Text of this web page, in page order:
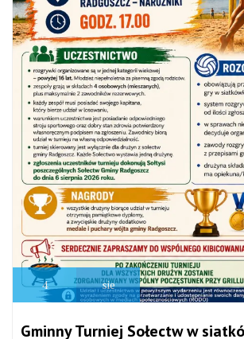
4 sie
Gminny Turniej Sołectw w